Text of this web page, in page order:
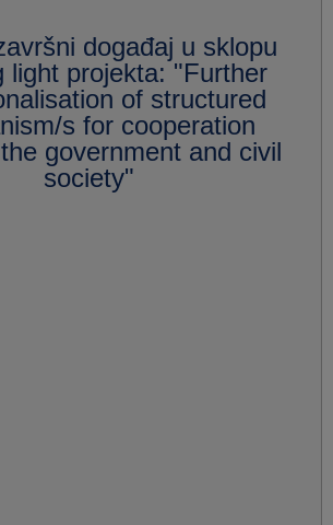
događaj u sklopu
light projekta: "Further
of structured
s for cooperation
government and civil
society"